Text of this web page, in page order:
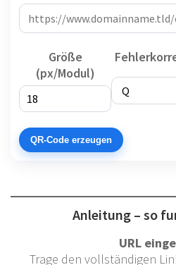
Größe
(px/Modul)
QR-Code erzeugen
Anleitung – so
URL
Trage den vollständigen